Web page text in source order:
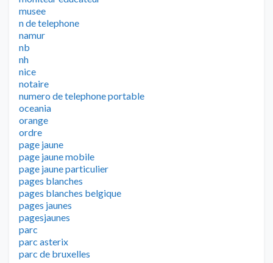
musee
n de telephone
namur
nb
nh
nice
notaire
numero de telephone portable
oceania
orange
ordre
page jaune
page jaune mobile
page jaune particulier
pages blanches
pages blanches belgique
pages jaunes
pagesjaunes
parc
parc asterix
parc de bruxelles